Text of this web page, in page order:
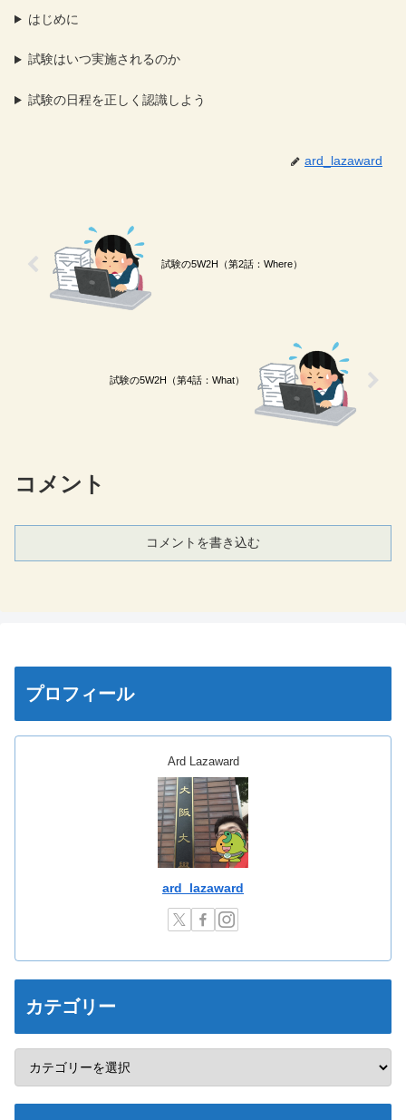
はじめに
試験はいつ実施されるのか
試験の日程を正しく認識しよう
ard_lazaward
試験の5W2H（第2話：Where）
試験の5W2H（第4話：What）
コメント
コメントを書き込む
プロフィール
Ard Lazaward
ard_lazaward
カテゴリー